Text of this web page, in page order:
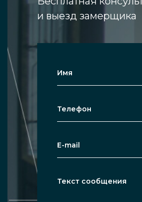
и выезд замерщика